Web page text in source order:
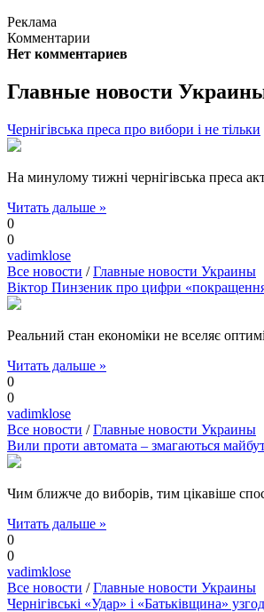
Реклама
Комментарии
Нет комментариев
Главные новости
Чернігівська преса про вибори і не тільки
На минулому тижні чернігівська преса
Читать дальше »
0
0
vadimklose
Все новости /Главные новости Украины
Віктор Пинзеник про цифри
Реальний стан економіки не вселяє
Читать дальше »
0
0
vadimklose
Все новости /Главные новости Украины
Вили проти автомата – змагаються
Чим ближче до виборів, тим цікавіше
Читать дальше »
0
0
vadimklose
Все новости /Главные новости Украины
Чернігівські «Удар» і «Батьківщина»